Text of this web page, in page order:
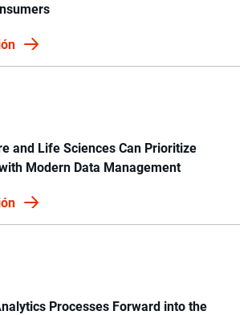
and Life Sciences Can Prioritize
Modern Data Management
Processes Forward into the